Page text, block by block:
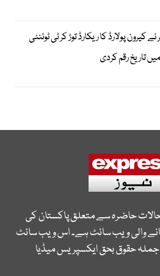
نے کیرون پولارڈ کا ریکارڈ توڑ کر ٹی ٹوئنٹی
تاریخ رقم کردی
حالات حاضرہ سے متعلق پاکستان کی
والی ویب سائٹ ہے۔ اس ویب سائٹ
جملہ حقوق بحق ایکسپریس میڈیا